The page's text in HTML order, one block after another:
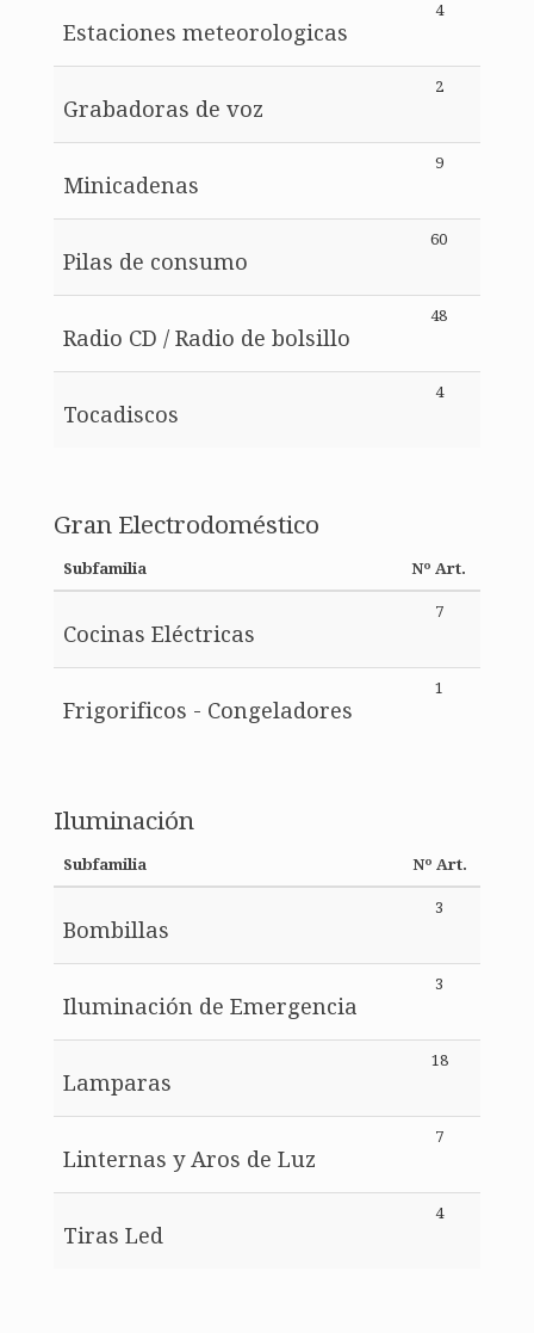
Estaciones meteorologicas
4
Grabadoras de voz
2
Minicadenas
9
Pilas de consumo
60
Radio CD / Radio de bolsillo
48
Tocadiscos
4
Gran Electrodoméstico
Subfamilia Nº Art.
Cocinas Eléctricas
7
Frigorificos - Congeladores
1
Iluminación
Subfamilia Nº Art.
Bombillas
3
Iluminación de Emergencia
3
Lamparas
18
Linternas y Aros de Luz
7
Tiras Led
4